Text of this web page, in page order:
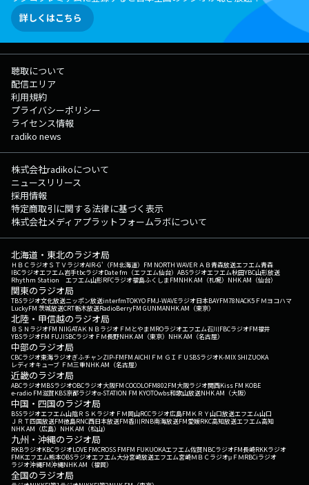
詳しくはこちら
聴取について
配信エリア
利用規約
プライバシーポリシー
ライセンス情報
radiko news
株式会社radikoについて
ニュースリリース
採用情報
特定商取引に関する法律に基づく表示
株式会社メディアプラットフォームラボについて
北海道・東北のラジオ局
ＨＢＣラジオＳＴＶラジオAIR-G'（FM北海道） FM NORTH WAVEＲＡＢ青森放送エフエム青森
IBCラジオエフエム岩手tbcラジオDate fm（エフエム仙台） ABSラジオエフエム秋田YBC山形放送
Rhythm Station エフエム山形RFCラジオ福島ふくしまFMNHK AM（札幌） NHK AM（仙台）
関東のラジオ局
TBSラジオ文化放送ニッポン放送interfmTOKYO FMJ-WAVEラジオ日本BAYFM78NACK5 ＦＭヨコハマ
LuckyFM 茨城放送CRT栃木放送RadioBerryFM GUNMANHK AM（東京）
北陸・甲信越のラジオ局
ＢＳＮラジオFM NIIGATAＫＮＢラジオ ＦＭとやまMROラジオエフエム石川FBCラジオFM福井
YBSラジオFM FUJISBCラジオ ＦＭ長野NHK AM（東京） NHK AM（名古屋）
中部のラジオ局
CBCラジオ東海ラジオぎふチャンZIP-FMFM AICHI ＦＭ ＧＩＦＵ SBSラジオK-MIX SHIZUOKA
レディオキューブ ＦＭ三重NHK AM（名古屋）
近畿のラジオ局
ABCラジオMBSラジオOBCラジオ大阪FM COCOLOFM802FM大阪ラジオ関西Kiss FM KOBE
e-radio FM滋賀KBS京都ラジオα-STATION FM KYOTOwbs和歌山放送NHK AM（大阪）
中国・四国のラジオ局
BSSラジオエフエム山陰ＲＳＫラジオ ＦＭ岡山RCCラジオ広島FM ＫＲＹ山口放送エフエム山口
ＪＲＴ四国放送FM徳島RNC西日本放送FM香川RNB南海放送FM愛媛RKC高知放送エフエム高知
NHK AM（広島） NHK AM（松山）
九州・沖縄のラジオ局
RKBラジオKBCラジオLOVE FMCROSS FMFM FUKUOKAエフエム佐賀NBCラジオFM長崎RKKラジオ
FMKエフエム熊本OBSラジオエフエム大分宮崎放送エフエム宮崎ＭＢＣラジオμＦＭRBCiラジオ
ラジオ沖縄FM沖縄NHK AM（福岡）
全国のラジオ局